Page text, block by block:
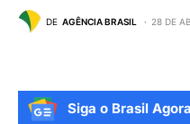
DE AGÊNCIA BRASIL 28 DE
Siga o Brasil